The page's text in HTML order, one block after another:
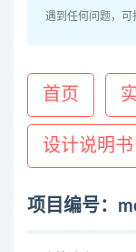
遇到任何问题，可
首页
设计说明书
项目编号：